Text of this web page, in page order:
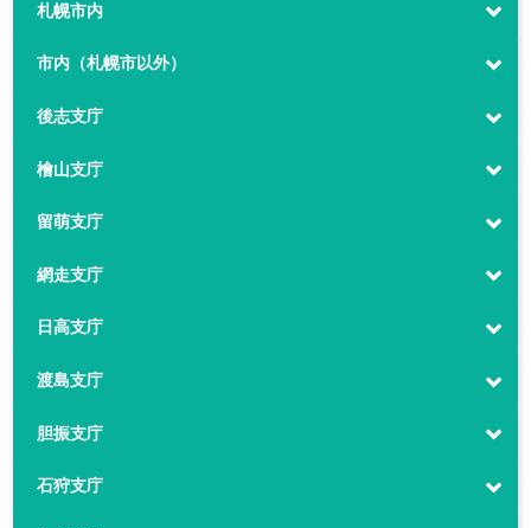
札幌市内
市内（札幌市以外）
後志支庁
檜山支庁
留萌支庁
網走支庁
日高支庁
渡島支庁
胆振支庁
石狩支庁